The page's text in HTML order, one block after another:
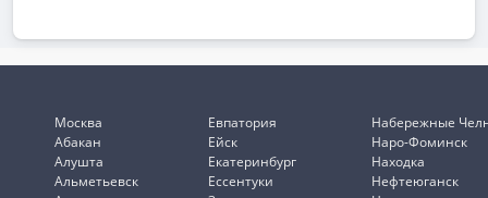
Москва
Абакан
Алушта
Альметьевск
Евпатория
Ейск
Екатеринбург
Ессентуки
Набережные
Наро-Фоминск
Находка
Нефтеюганск